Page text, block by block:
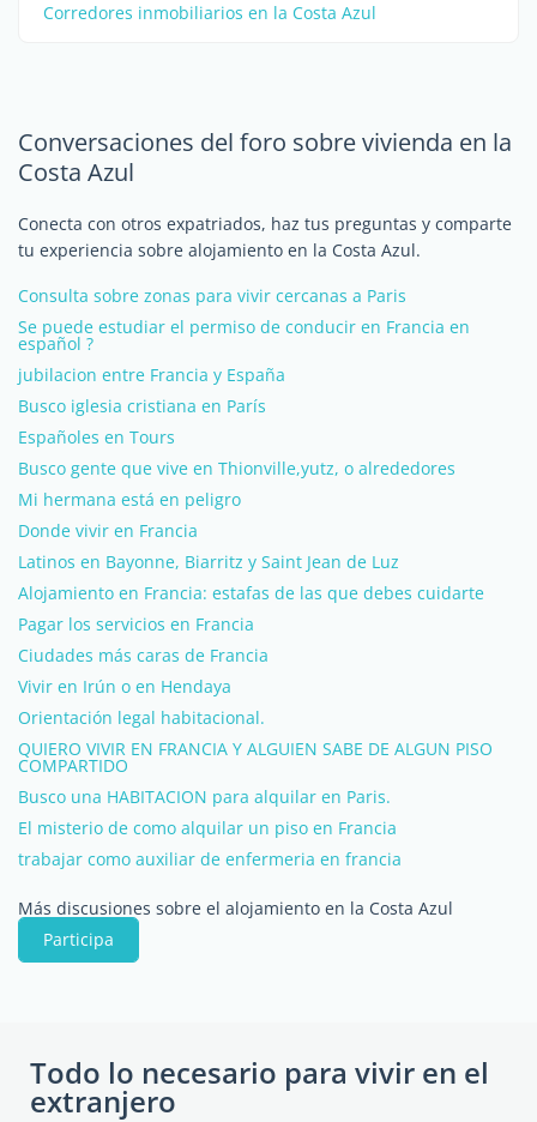
Corredores inmobiliarios en la Costa Azul
Conversaciones del foro sobre vivienda en la
Costa Azul
Conecta con otros expatriados, haz tus preguntas y comparte
tu experiencia sobre alojamiento en la Costa Azul.
Consulta sobre zonas para vivir cercanas a Paris
Se puede estudiar el permiso de conducir en Francia en
español ?
jubilacion entre Francia y España
Busco iglesia cristiana en París
Españoles en Tours
Busco gente que vive en Thionville,yutz, o alrededores
Mi hermana está en peligro
Donde vivir en Francia
Latinos en Bayonne, Biarritz y Saint Jean de Luz
Alojamiento en Francia: estafas de las que debes cuidarte
Pagar los servicios en Francia
Ciudades más caras de Francia
Vivir en Irún o en Hendaya
Orientación legal habitacional.
QUIERO VIVIR EN FRANCIA Y ALGUIEN SABE DE ALGUN PISO
COMPARTIDO
Busco una HABITACION para alquilar en Paris.
El misterio de como alquilar un piso en Francia
trabajar como auxiliar de enfermeria en francia
Más discusiones sobre el alojamiento en la Costa Azul
Participa
Todo lo necesario para vivir en el
extranjero